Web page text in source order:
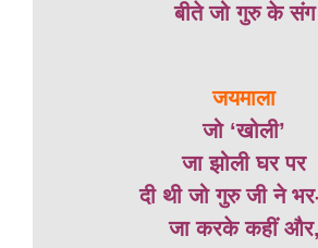
बीते जो गुरु के संग
जयमाला
जो ‘खोली’
जा झोली घर पर
दी थी जो गुरु जी ने
जा करके कहीं और,